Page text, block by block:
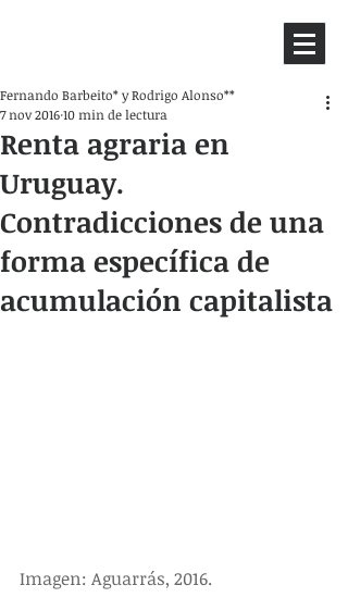
Renta agraria en
Uruguay.
Contradicciones de una
forma específica de
acumulación capitalista
Fernando Barbeito* y Rodrigo Alonso**
7 nov 201610 min de lectura
Imagen: Aguarrás, 2016.